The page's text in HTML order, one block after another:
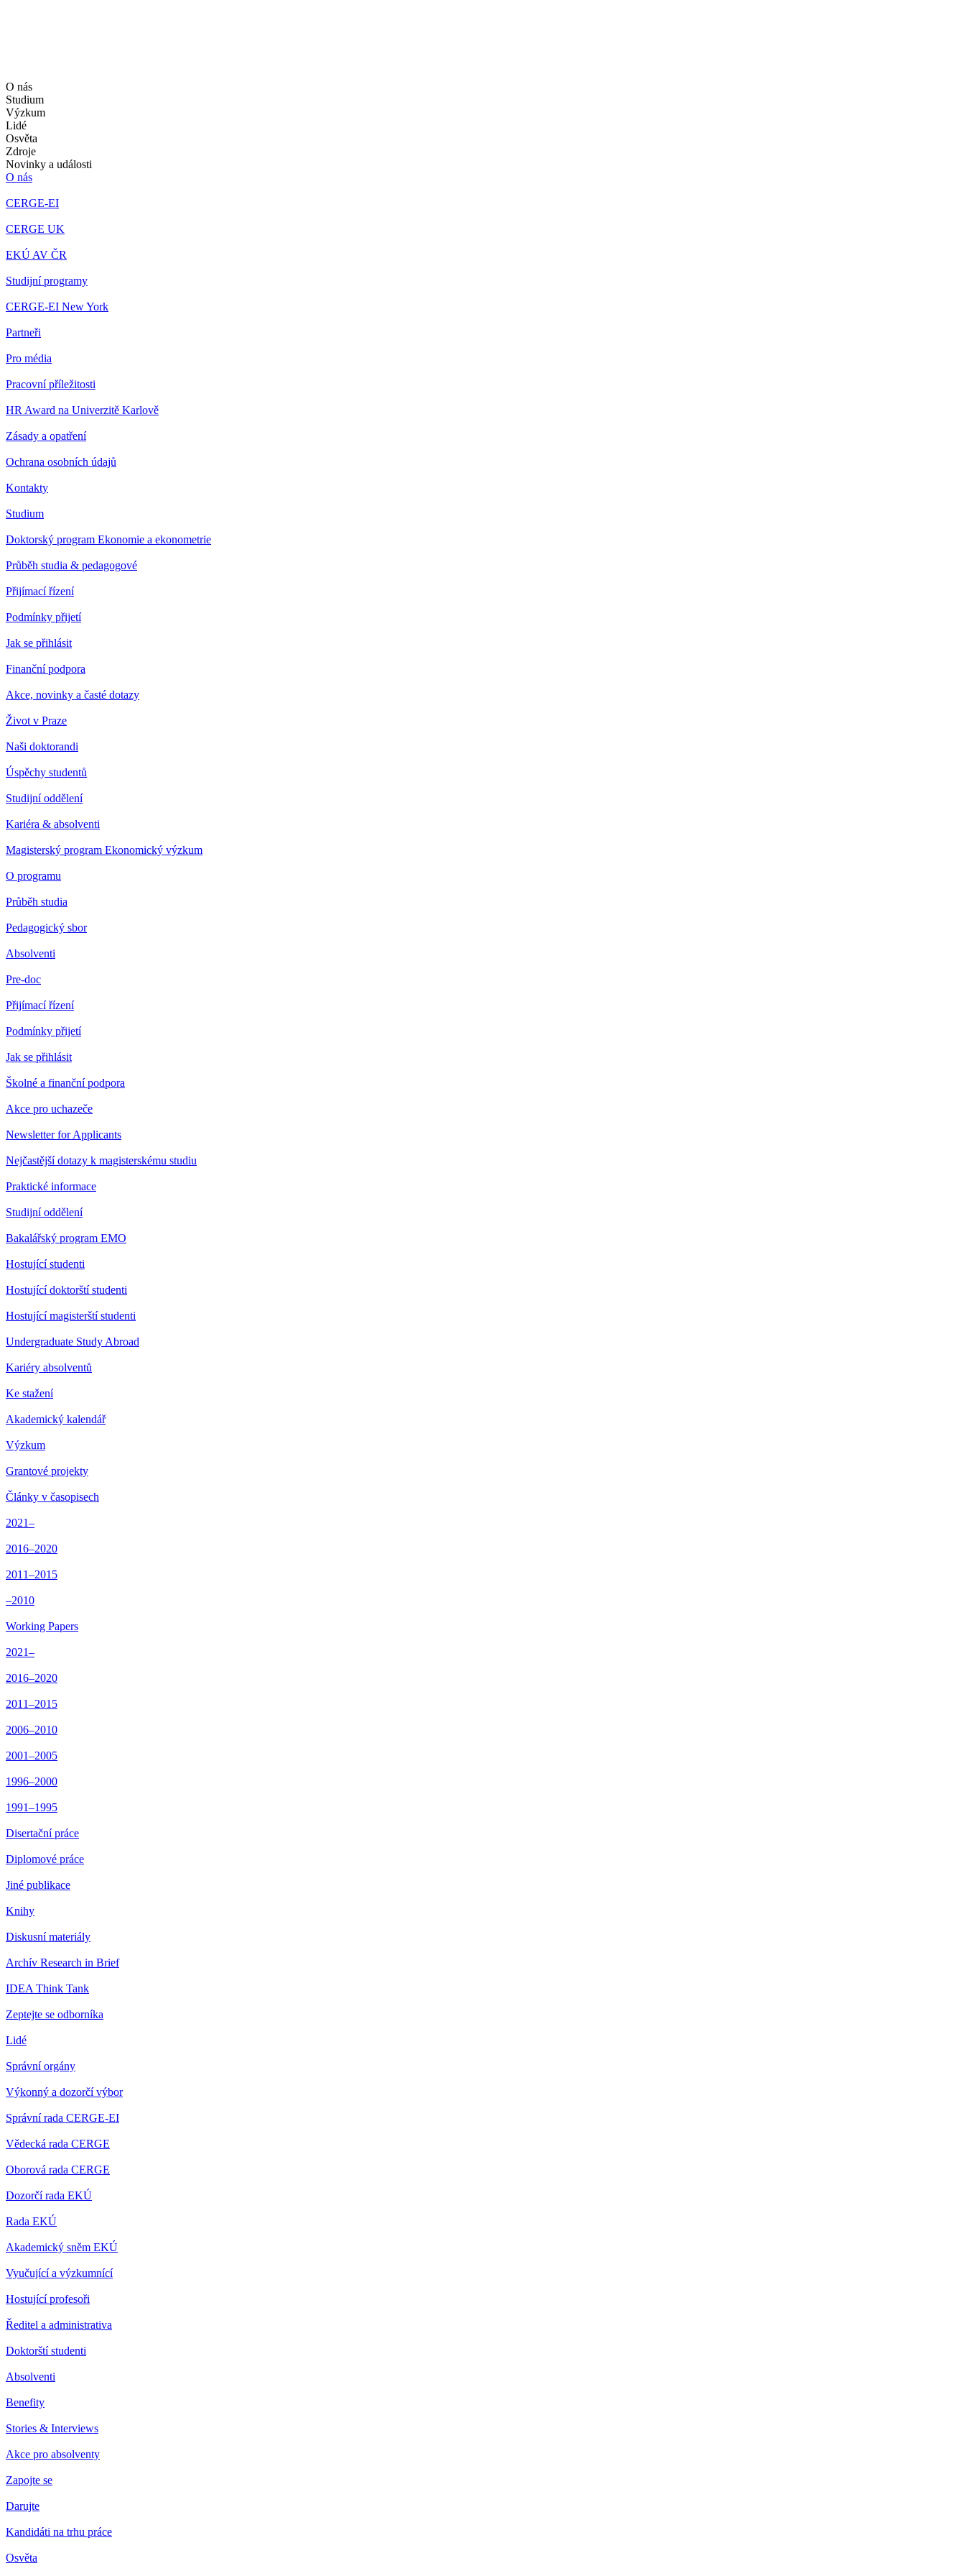
O nás
Studium
Výzkum
Lidé
Osvěta
Zdroje
Novinky a události
O nás
CERGE-EI
CERGE UK
EKÚ AV ČR
Studijní programy
CERGE-EI New York
Partneři
Pro média
Pracovní příležitosti
HR Award na Univerzitě Karlově
Zásady a opatření
Ochrana osobních údajů
Kontakty
Studium
Doktorský program Ekonomie a ekonometrie
Průběh studia & pedagogové
Přijímací řízení
Podmínky přijetí
Jak se přihlásit
Finanční podpora
Akce, novinky a časté dotazy
Život v Praze
Naši doktorandi
Úspěchy studentů
Studijní oddělení
Kariéra & absolventi
Magisterský program Ekonomický výzkum
O programu
Průběh studia
Pedagogický sbor
Absolventi
Pre-doc
Přijímací řízení
Podmínky přijetí
Jak se přihlásit
Školné a finanční podpora
Akce pro uchazeče
Newsletter for Applicants
Nejčastější dotazy k magisterskému studiu
Praktické informace
Studijní oddělení
Bakalářský program EMO
Hostující studenti
Hostující doktorští studenti
Hostující magisterští studenti
Undergraduate Study Abroad
Kariéry absolventů
Ke stažení
Akademický kalendář
Výzkum
Grantové projekty
Články v časopisech
2021–
2016–2020
2011–2015
–2010
Working Papers
2021–
2016–2020
2011–2015
2006–2010
2001–2005
1996–2000
1991–1995
Disertační práce
Diplomové práce
Jiné publikace
Knihy
Diskusní materiály
Archív Research in Brief
IDEA Think Tank
Zeptejte se odborníka
Lidé
Správní orgány
Výkonný a dozorčí výbor
Správní rada CERGE-EI
Vědecká rada CERGE
Oborová rada CERGE
Dozorčí rada EKÚ
Rada EKÚ
Akademický sněm EKÚ
Vyučující a výzkumnící
Hostující profesoři
Ředitel a administrativa
Doktorští studenti
Absolventi
Benefity
Stories & Interviews
Akce pro absolventy
Zapojte se
Darujte
Kandidáti na trhu práce
Osvěta